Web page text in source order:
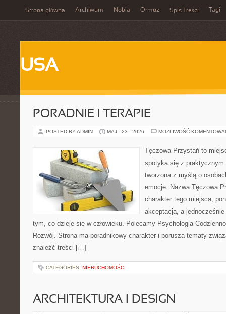
Strona główna Archiwum Nobla Ormuz Spis Treści Tagi
USA
PORADNIE I TERAPIE
POSTED BY ADMIN MAJ - 23 - 2026 MOŻLIWOŚĆ
Tęczowa Przystań to
spotyka się z praktycznym
tworzona z myślą o
emocje. Nazwa Tęczowa
charakter tego miejsca,
akceptacją, a
tym, co dzieje się w człowieku. Polecamy Psychologia
Rozwój. Strona ma poradnikowy charakter i porusza tematy
znaleźć treści […]
CATEGORIES: NIERUCHOMOŚCI
ARCHITEKTURA I DESIGN